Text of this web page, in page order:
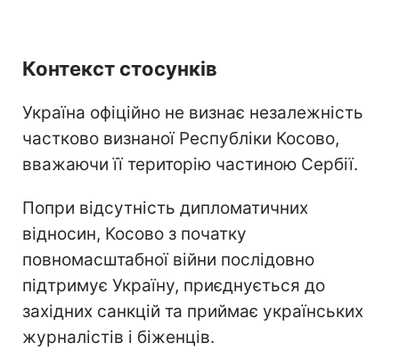
Контекст стосунків
Україна офіційно не визнає незалежність
частково визнаної Республіки Косово,
вважаючи її територію частиною Сербії.
Попри відсутність дипломатичних
відносин, Косово з початку
повномасштабної війни послідовно
підтримує Україну, приєднується до
західних санкцій та приймає українських
журналістів і біженців.